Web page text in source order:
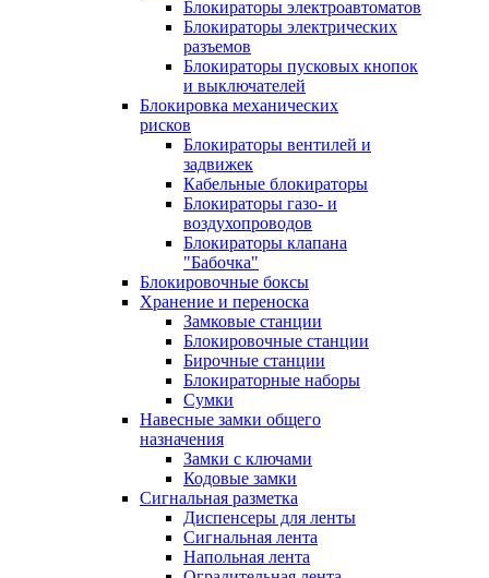
Блокираторы электроавтоматов
Блокираторы электрических
разъемов
Блокираторы пусковых кнопок
и выключателей
Блокировка механических
рисков
Блокираторы вентилей и
задвижек
Кабельные блокираторы
Блокираторы газо- и
воздухопроводов
Блокираторы клапана
"Бабочка"
Блокировочные боксы
Хранение и переноска
Замковые станции
Блокировочные станции
Бирочные станции
Блокираторные наборы
Сумки
Навесные замки общего
назначения
Замки с ключами
Кодовые замки
Сигнальная разметка
Диспенсеры для ленты
Сигнальная лента
Напольная лента